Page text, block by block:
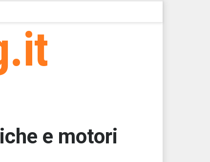
e motori